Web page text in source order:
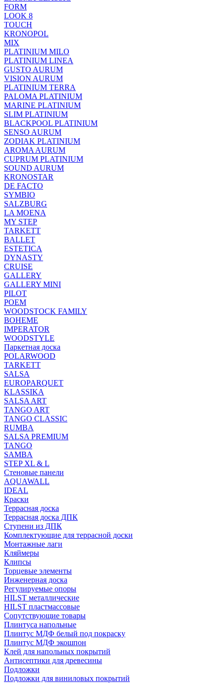
FORM
LOOK 8
TOUCH
KRONOPOL
MIX
PLATINIUM MILO
PLATINIUM LINEA
GUSTO AURUM
VISION AURUM
PLATINIUM TERRA
PALOMA PLATINIUM
MARINE PLATINIUM
SLIM PLATINIUM
BLACKPOOL PLATINIUM
SENSO AURUM
ZODIAK PLATINIUM
AROMA AURUM
CUPRUM PLATINIUM
SOUND AURUM
KRONOSTAR
DE FACTO
SYMBIO
SALZBURG
LA MOENA
MY STEP
TARKETT
BALLET
ESTETICA
DYNASTY
CRUISE
GALLERY
GALLERY MINI
PILOT
POEM
WOODSTOCK FAMILY
BOHEME
IMPERATOR
WOODSTYLE
Паркетная доска
POLARWOOD
TARKETT
SALSA
EUROPARQUET
KLASSIKA
SALSA ART
TANGO ART
TANGO CLASSIC
RUMBA
SALSA PREMIUM
TANGO
SAMBA
STEP XL & L
Стеновые панели
AQUAWALL
IDEAL
Краски
Террасная доска
Террасная доска ДПК
Ступени из ДПК
Комплектующие для террасной доски
Монтажные лаги
Кляймеры
Клипсы
Торцевые элементы
Инженерная доска
Регулируемые опоры
HILST металлические
HILST пластмассовые
Сопутствующие товары
Плинтуса напольные
Плинтус МДФ белый под покраску
Плинтус МДФ экошпон
Клей для напольных покрытий
Антисептики для древесины
Подложки
Подложки для виниловых покрытий